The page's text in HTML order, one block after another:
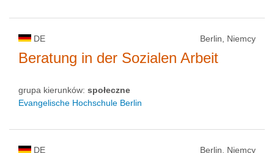
DE Berlin, Niemcy
Beratung in der Sozialen Arbeit
grupa kierunków: społeczne
Evangelische Hochschule Berlin
DE Berlin, Niemcy